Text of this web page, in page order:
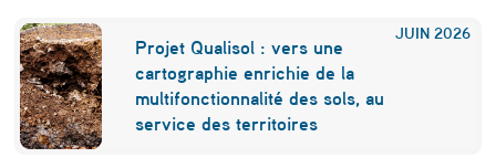
e
i
n
g
JUIN 2026
Projet Qualisol : vers une
cartographie enrichie de la
multifonctionnalité des sols, au
service des territoires